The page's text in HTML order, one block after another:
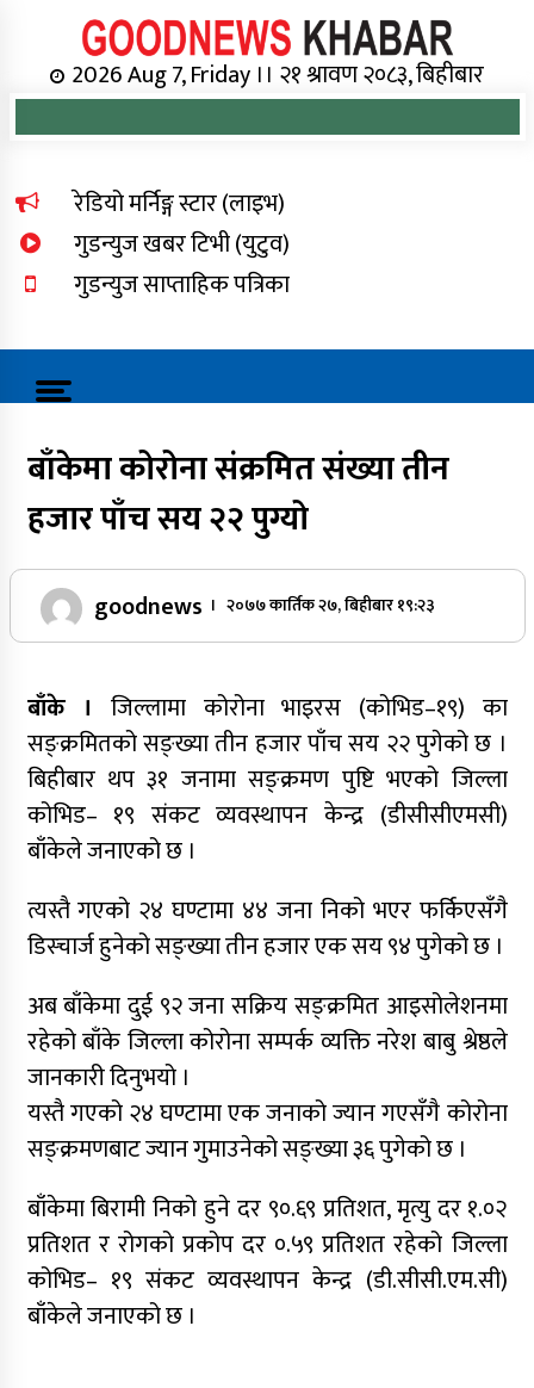
Online News Portal
2026 Aug 7, Friday ।। २१ श्रावण २०८३, बिहीबार
रेडियो मर्निङ्ग स्टार (लाइभ)
गुडन्युज खबर टिभी (युटुव)
गुडन्युज साप्ताहिक पत्रिका
बाँकेमा कोरोना संक्रमित संख्या तीन
हजार पाँच सय २२ पुग्यो
goodnews । २०७७ कार्तिक २७, बिहीबार १९:२३
बाँके । जिल्लामा कोरोना भाइरस (कोभिड–१९) का
सङ्क्रमितको सङ्ख्या तीन हजार पाँच सय २२ पुगेको छ ।
बिहीबार थप ३१ जनामा सङ्क्रमण पुष्टि भएको जिल्ला
कोभिड– १९ संकट व्यवस्थापन केन्द्र (डीसीसीएमसी)
बाँकेले जनाएको छ ।
त्यस्तै गएको २४ घण्टामा ४४ जना निको भएर फर्किएसँगै
डिस्चार्ज हुनेको सङ्ख्या तीन हजार एक सय ९४ पुगेको छ ।
अब बाँकेमा दुई ९२ जना सक्रिय सङ्क्रमित आइसोलेशनमा
रहेको बाँके जिल्ला कोरोना सम्पर्क व्यक्ति नरेश बाबु श्रेष्ठले
जानकारी दिनुभयो ।
यस्तै गएको २४ घण्टामा एक जनाको ज्यान गएसँगै कोरोना
सङ्क्रमणबाट ज्यान गुमाउनेको सङ्ख्या ३६ पुगेको छ ।
बाँकेमा बिरामी निको हुने दर ९०.६९ प्रतिशत, मृत्यु दर १.०२
प्रतिशत र रोगको प्रकोप दर ०.५९ प्रतिशत रहेको जिल्ला
कोभिड– १९ संकट व्यवस्थापन केन्द्र (डी.सीसी.एम.सी)
बाँकेले जनाएको छ ।